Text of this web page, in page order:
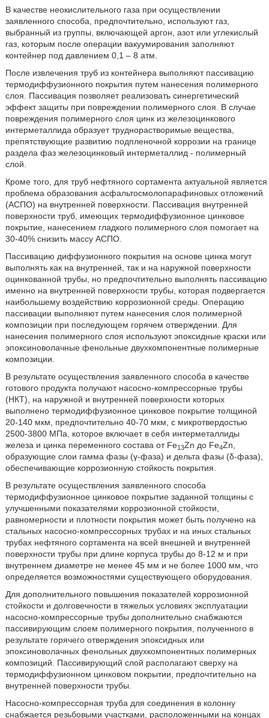
В качестве неокислительного газа при осуществлении
заявленного способа, предпочтительно, используют газ,
выбранный из группы, включающей аргон, азот или углекислый
газ, которым после операции вакуумирования заполняют
контейнер под давлением 0,1 – 8 атм.
После извлечения труб из контейнера выполняют пассивацию
термодиффузионного покрытия путем нанесения полимерного
слоя. Пассивация позволяет реализовать синергетический
эффект защиты при повреждении полимерного слоя. В случае
повреждения полимерного слоя цинк из железоцинкового
интерметаллида образует труднорастворимые вещества,
препятствующие развитию подпленочной коррозии на границе
раздела фаз железоцинковый интерметаллид - полимерный
слой.
Кроме того, для труб нефтяного сортамента актуальной является
проблема образования асфальтосмолопарафиновых отложений
(АСПО) на внутренней поверхности. Пассивация внутренней
поверхности труб, имеющих термодиффузионное цинковое
покрытие, нанесением гладкого полимерного слоя помогает на
30-40% снизить массу АСПО.
Пассивацию диффузионного покрытия на основе цинка могут
выполнять как на внутренней, так и на наружной поверхности
оцинкованной трубы, но предпочтительно выполнять пассивацию
именно на внутренней поверхности трубы, которая подвергается
наибольшему воздействию коррозионной среды. Операцию
пассивации выполняют путем нанесения слоя полимерной
композиции при последующем горячем отверждении. Для
нанесения полимерного слоя используют эпоксидные краски или
эпоксиноволачные фенольные двухкомпонентные полимерные
композиции.
В результате осуществления заявленного способа в качестве
готового продукта получают насосно-компрессорные трубы
(НКТ), на наружной и внутренней поверхности которых
выполнено термодиффузионное цинковое покрытие толщиной
20-140 мкм, предпочтительно 40-70 мкм, с микротвердостью
2500-3800 МПа, которое включает в себя интерметаллиды
железа и цинка переменного состава от Fe13Zn до Fe4Zn,
образующие слои гамма фазы (γ-фаза) и дельта фазы (δ-фаза),
обеспечивающие коррозионную стойкость покрытия.
В результате осуществления заявленного способа
термодиффузионное цинковое покрытие заданной толщины с
улучшенными показателями коррозионной стойкости,
равномерности и плотности покрытия может быть получено на
стальных насосно-компрессорных трубах и на иных стальных
трубах нефтяного сортамента на всей внешней и внутренней
поверхности трубы при длине корпуса трубы до 8-12 м и при
внутреннем диаметре не менее 45 мм и не более 1000 мм, что
определяется возможностями существующего оборудования.
Для дополнительного повышения показателей коррозионной
стойкости и долговечности в тяжелых условиях эксплуатации
насосно-компрессорные трубы дополнительно снабжаются
пассивирующим слоем полимерного покрытия, полученного в
результате горячего отверждения эпоксидных или
эпоксиноволачных фенольных двухкомпонентных полимерных
композиций. Пассивирующий слой располагают сверху на
термодиффузионном цинковом покрытии, предпочтительно на
внутренней поверхности трубы.
Насосно-компрессорная труба для соединения в колонну
снабжается резьбовыми участками, расположенными на концах